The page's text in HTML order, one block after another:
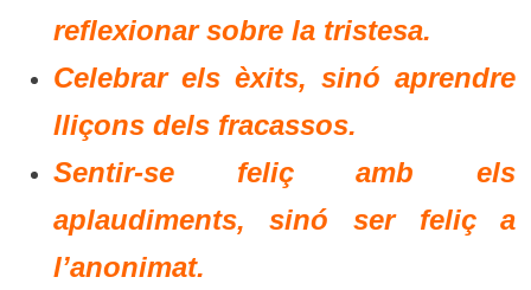
reflexionar sobre la tristesa.
Celebrar els èxits, sinó aprendre
lliçons dels fracassos.
Sentir-se feliç amb els
aplaudiments, sinó ser feliç a
l’anonimat.